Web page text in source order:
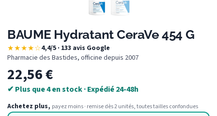
BAUME Hydratant CeraVe 454 G
★★★★☆4,4/5 · 133 avis Google·
Pharmacie des Bastides, officine depuis 2007
22,56€
✔ Plus que 4 en stock · Expédié 24-48h
Achetez plus, payez moins · remise dès 2 unités, toutes tailles confondues